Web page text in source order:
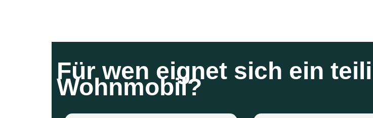
Für wen eignet sich ein
Wohnmobil?